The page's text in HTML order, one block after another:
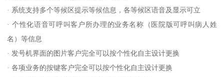
· 系统支持多个等候区提示等候信息，各等候区语音及显示可立
· 个性化语音可呼叫客户所办理的业务名称（医院版可呼叫病人姓
名）等信息
· 发号机界面的图片客户完全可以按个性化自主设计更换
· 各项业务的按键客户完全可以按个性化自主设计更换